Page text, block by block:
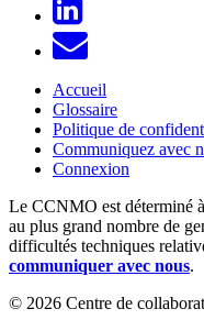
Accueil
Glossaire
Politique de
Communiquez avec
Connexion
Le CCNMO est déterminé à
au plus grand nombre de
difficultés techniques
communiquer avec nous.
© 2026 Centre de